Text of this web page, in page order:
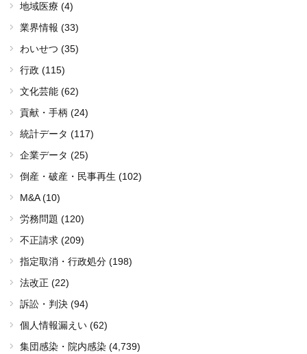
地域医療 (4)
業界情報 (33)
わいせつ (35)
行政 (115)
文化芸能 (62)
貢献・手柄 (24)
統計データ (117)
企業データ (25)
倒産・破産・民事再生 (102)
M&A (10)
労務問題 (120)
不正請求 (209)
指定取消・行政処分 (198)
法改正 (22)
訴訟・判決 (94)
個人情報漏えい (62)
集団感染・院内感染 (4,739)